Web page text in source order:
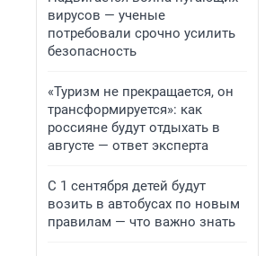
вирусов — ученые
потребовали срочно усилить
безопасность
«Туризм не прекращается, он
трансформируется»: как
россияне будут отдыхать в
августе — ответ эксперта
С 1 сентября детей будут
возить в автобусах по новым
правилам — что важно знать